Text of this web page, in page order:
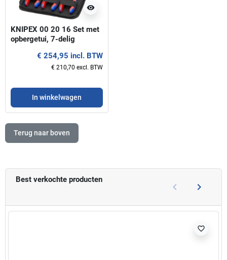
Best verkochte producten
Vorige
keyboard_arrow_left keyboard_arrow_right
favorite_border
visibility
KNIPEX 00 20 16 Set met
opbergetui, 7-delig
€ 254,95 incl. BTW
€ 210,70 excl. BTW
In winkelwagen
Terug naar boven